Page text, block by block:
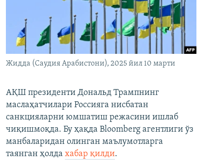
Жидда (Саудия Арабистони), 2025 йил 10 марти
АҚШ президенти Дональд Трампнинг
маслаҳатчилари Россияга нисбатан
санкцияларни юмшатиш режасини ишлаб
чиқишмоқда. Бу ҳақда Bloomberg агентлиги ўз
манбаларидан олинган маълумотларга
таянган ҳолда хабар қилди.